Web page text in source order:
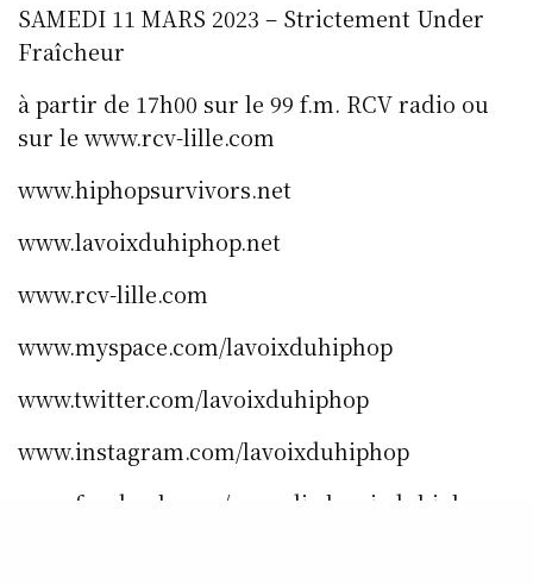
SAMEDI 11 MARS 2023 – Strictement Under
Fraîcheur
à partir de 17h00 sur le 99 f.m. RCV radio ou
sur le www.rcv-lille.com
www.hiphopsurvivors.net
www.lavoixduhiphop.net
www.rcv-lille.com
www.myspace.com/lavoixduhiphop
www.twitter.com/lavoixduhiphop
www.instagram.com/lavoixduhiphop
www.facebook.com/rcvradio.lavoixduhiphopra